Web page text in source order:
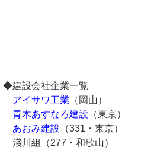
◆建設会社企業一覧
アイサワ工業 （岡山）
青木あすなろ建設 （東京）
あおみ建設 （331・東京）
淺川組（277・和歌山）